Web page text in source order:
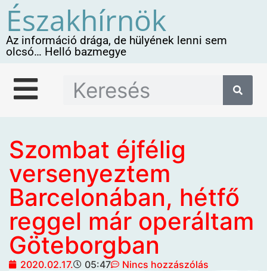
Északhírnök
Az információ drága, de hülyének lenni sem
olcsó… Helló bazmegye
Szombat éjfélig
versenyeztem
Barcelonában, hétfő
reggel már operáltam
Göteborgban
2020.02.17. 05:47 Nincs hozzászólás